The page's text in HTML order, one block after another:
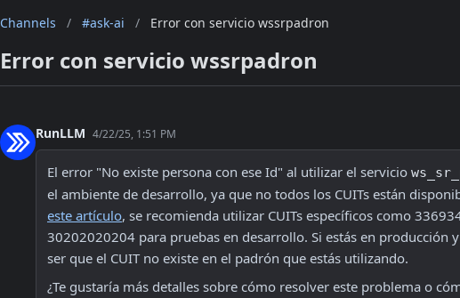
Channels / #ask-ai / Error con servicio wssrpadron
Error con servicio wssrpadron
RunLLM 4/22/25, 1:51 PM
El error "No existe persona con ese Id" al utilizar el servicio
este artículo, se recomienda utilizar CUITs específicos como
30202020204 para pruebas en desarrollo. Si estás en producción
ser que el CUIT no existe en el padrón que estás utilizando.
¿Te gustaría más detalles sobre cómo resolver este problema o